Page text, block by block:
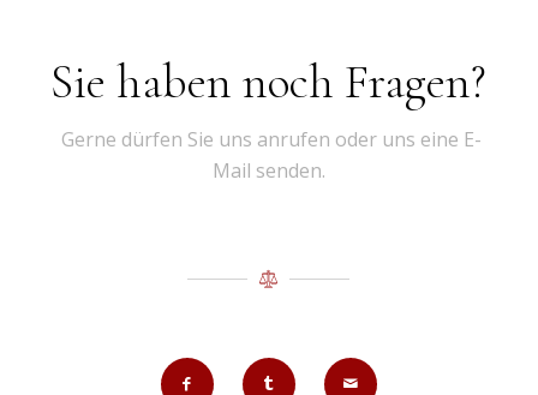
Sie haben noch Fragen?
Gerne dürfen Sie uns anrufen oder uns eine E-
Mail senden.